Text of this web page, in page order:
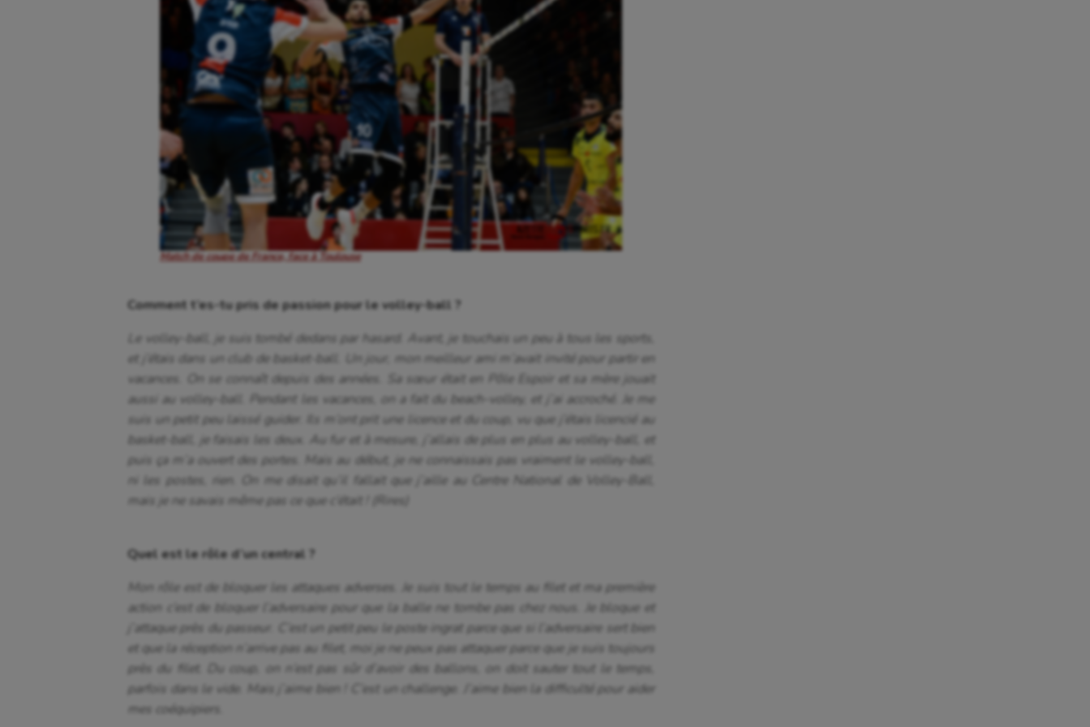
Match de coupe de France, face à Toulouse
Comment t’es-tu pris de passion pour le volley-ball ?
Le volley-ball, je suis tombé dedans par hasard. Avant, je touchais un peu à tous les sports,
et j’étais dans un club de basket-ball. Un jour, mon meilleur ami m’avait invité pour partir en
vacances. On se connaît depuis des années. Sa sœur était en Pôle Espoir et sa mère jouait
aussi au volley-ball. Pendant les vacances, on a fait du beach-volley, et j’ai accroché. Je me
suis un petit peu laissé guider. Ils m’ont prit une licence et du coup, vu que j’étais licencié au
basket-ball, je faisais les deux. Au fur et à mesure, j’allais de plus en plus au volley-ball, et
puis ça m’a ouvert des portes. Mais au début, je ne connaissais pas vraiment le volley-ball,
ni les postes, rien. On me disait qu’il fallait que j’aille au Centre National de Volley-Ball,
mais je ne savais même pas ce que c’était ! (Rires)
Quel est le rôle d’un central ?
Mon rôle est de bloquer les attaques adverses. Je suis tout le temps au filet et ma première
action c’est de bloquer l’adversaire pour que la balle ne tombe pas chez nous. Je bloque et
j’attaque près du passeur. C’est un petit peu le poste ingrat parce que si l’adversaire sert bien
et que la réception n’arrive pas au filet, moi je ne peux pas attaquer parce que je suis toujours
près du filet. Du coup, on n’est pas sûr d’avoir des ballons, on doit sauter tout le temps,
parfois dans le vide. Mais j’aime bien ! C’est un challenge. J’aime bien la difficulté pour aider
mes coéquipiers.